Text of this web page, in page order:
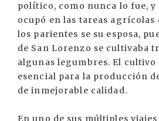
político, como nunca lo fue, y
ocupó en las tareas agrícolas
los parientes se su esposa,
de San Lorenzo se cultivaba
algunas legumbres. El cultivo
esencial para la producción
de inmejorable calidad.
En uno de sus múltiples